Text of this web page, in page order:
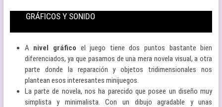
GRÁFICOS Y SONIDO
A nivel gráfico el juego tiene dos puntos bastante bien
diferenciados, ya que pasamos de una mera novela visual, a otra
parte donde la reparación y objetos tridimensionales nos
plantean esos interesantes minijuegos.
La parte de novela, nos ha parecido que posee un diseño muy
simplista y minimalista. Con un dibujo agradable y unas